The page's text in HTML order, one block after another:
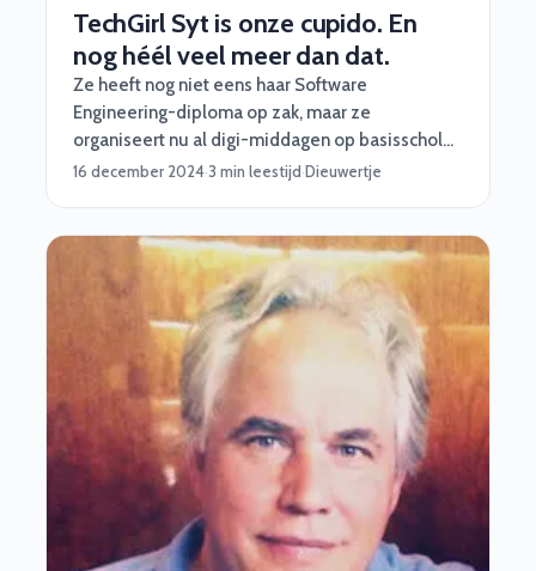
TechGirl Syt is onze cupido. En
nog héél veel meer dan dat.
Ze heeft nog niet eens haar Software
Engineering-diploma op zak, maar ze
organiseert nu al digi-middagen op basisscholen
over ict én alles wat daarmee te maken heeft. In
waarom jij als bedrijf haar bij ons in de gaten
moet houden. Let's go!
16 december 2024·3 min leestijd·Dieuwertje